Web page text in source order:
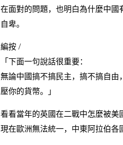
在面對的問題，也明白為什麼中
自卑。
編按 /
「下面一句說話很重要：
無論中國搞不搞民主，搞不搞自
壓你的貨幣。」
看看當年的英國在二戰中怎麼被
現在歐洲無法統一，中東阿拉伯各